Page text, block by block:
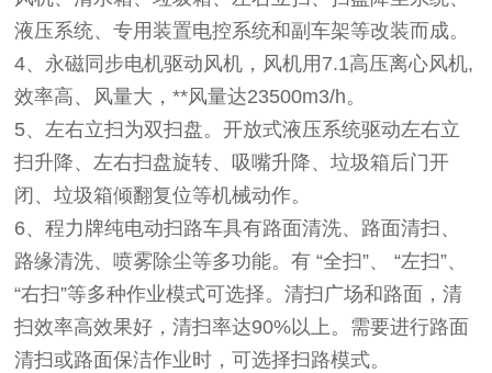
液压系统、专用装置电控系统和副车架等改装而成。
4、永磁同步电机驱动风机，风机用7.1高压离心风机,
效率高、风量大，**风量达23500m3/h。
5、左右立扫为双扫盘。开放式液压系统驱动左右立
扫升降、左右扫盘旋转、吸嘴升降、垃圾箱后门开
闭、垃圾箱倾翻复位等机械动作。
6、程力牌纯电动扫路车具有路面清洗、路面清扫、
路缘清洗、喷雾除尘等多功能。有 “全扫”、 “左扫”、
“右扫”等多种作业模式可选择。清扫广场和路面，清
扫效率高效果好，清扫率达90%以上。需要进行路面
清扫或路面保洁作业时，可选择扫路模式。